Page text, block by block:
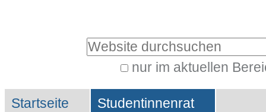
Website durchsuchen
nur im aktuellen
Suche…
Sektionen
Startseite Studentinnenrat